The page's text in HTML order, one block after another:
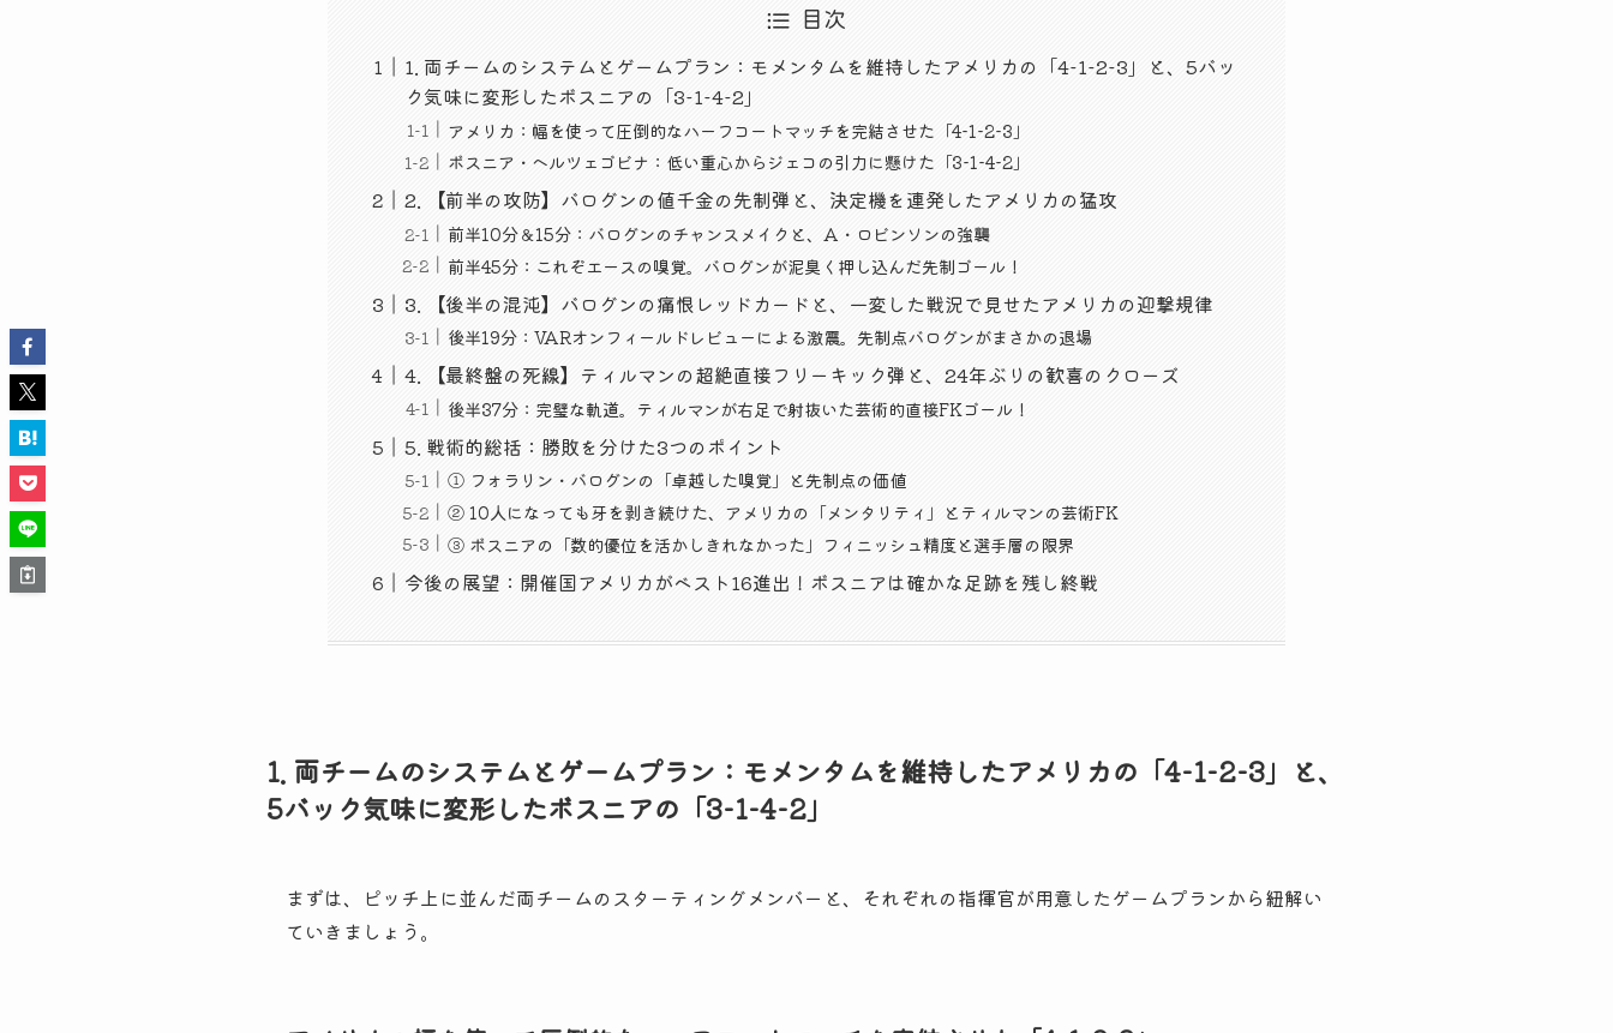
目次
1. 両チームのシステムとゲームプラン：モメンタムを維持したアメリカの「4-1-2-3」と、5バッ
ク気味に変形したボスニアの「3-1-4-2」
アメリカ：幅を使って圧倒的なハーフコートマッチを完結させた「4-1-2-3」
ボスニア・ヘルツェゴビナ：低い重心からジェコの引力に懸けた「3-1-4-2」
2. 【前半の攻防】バログンの値千金の先制弾と、決定機を連発したアメリカの猛攻
前半10分＆15分：バログンのチャンスメイクと、A・ロビンソンの強襲
前半45分：これぞエースの嗅覚。バログンが泥臭く押し込んだ先制ゴール！
3. 【後半の混沌】バログンの痛恨レッドカードと、一変した戦況で見せたアメリカの迎撃規律
後半19分：VARオンフィールドレビューによる激震。先制点バログンがまさかの退場
4. 【最終盤の死線】ティルマンの超絶直接フリーキック弾と、24年ぶりの歓喜のクローズ
後半37分：完璧な軌道。ティルマンが右足で射抜いた芸術的直接FKゴール！
5. 戦術的総括：勝敗を分けた3つのポイント
① フォラリン・バログンの「卓越した嗅覚」と先制点の価値
② 10人になっても牙を剥き続けた、アメリカの「メンタリティ」とティルマンの芸術FK
③ ボスニアの「数的優位を活かしきれなかった」フィニッシュ精度と選手層の限界
今後の展望：開催国アメリカがベスト16進出！ボスニアは確かな足跡を残し終戦
1. 両チームのシステムとゲームプラン：モメンタムを維持したアメリカの「4-1-2-3」と、
5バック気味に変形したボスニアの「3-1-4-2」
まずは、ピッチ上に並んだ両チームのスターティングメンバーと、それぞれの指揮官が用意したゲームプランから紐解い
ていきましょう。